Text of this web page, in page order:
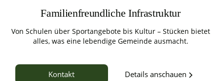
Familienfreundliche Infrastruktur
Von Schulen über Sportangebote bis Kultur – Stücken bietet
alles, was eine lebendige Gemeinde ausmacht.
Kontakt Details anschauen